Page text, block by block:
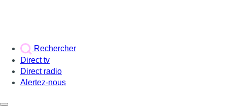
Rechercher
Direct tv
Direct radio
Alertez-nous